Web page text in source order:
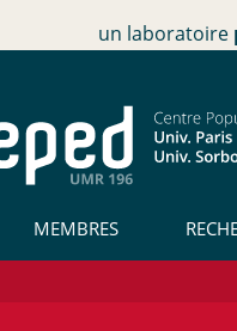
un laboratoire
MEMBRES